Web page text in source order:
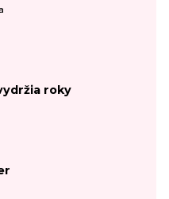
roky